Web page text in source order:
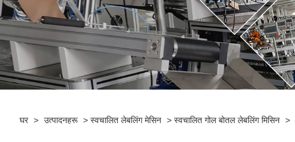
घर > उत्पादनहरू > स्वचालित लेबलिंग मेसिन > स्वचालित गोल बोतल लेबलिंग मिसिन >